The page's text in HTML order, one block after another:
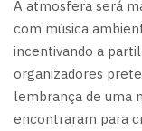
A atmosfera será
com música
incentivando a
organizadores
lembrança de uma
encontraram para